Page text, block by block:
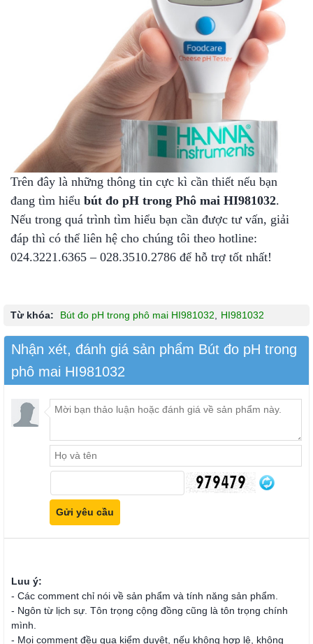
Trên đây là những thông tin cực kì cần thiết nếu bạn
đang tìm hiểu bút đo pH trong Phô mai HI981032.
Nếu trong quá trình tìm hiểu bạn cần được tư vấn, giải
đáp thì có thể liên hệ cho chúng tôi theo hotline:
024.3221.6365 – 028.3510.2786 để hỗ trợ tốt nhất!
Từ khóa: Bút đo pH trong phô mai HI981032 HI981032
Nhận xét, đánh giá sản phẩm Bút đo pH trong
phô mai HI981032
Luu ý:
- Các comment chỉ nói về sản phẩm và tính năng sản phẩm.
- Ngôn từ lịch sự. Tôn trọng cộng đồng cũng là tôn trọng chính
mình.
- Mọi comment đều qua kiểm duyệt, nếu không hợp lệ, không